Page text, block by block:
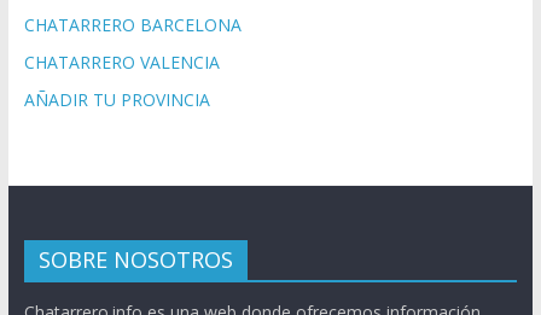
CHATARRERO BARCELONA
CHATARRERO VALENCIA
AÑADIR TU PROVINCIA
SOBRE NOSOTROS